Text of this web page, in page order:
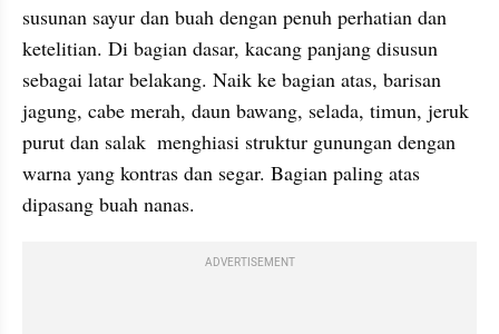
susunan sayur dan buah dengan penuh perhatian dan
ketelitian. Di bagian dasar, kacang panjang disusun
sebagai latar belakang. Naik ke bagian atas, barisan
jagung, cabe merah, daun bawang, selada, timun, jeruk
purut dan salak  menghiasi struktur gunungan dengan
warna yang kontras dan segar. Bagian paling atas
dipasang buah nanas.
ADVERTISEMENT